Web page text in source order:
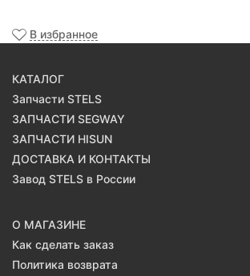
В избранное
КАТАЛОГ
Запчасти STELS
ЗАПЧАСТИ SEGWAY
ЗАПЧАСТИ HISUN
ДОСТАВКА И КОНТАКТЫ
Завод STELS в России
О МАГАЗИНЕ
Как сделать заказ
Политика возврата